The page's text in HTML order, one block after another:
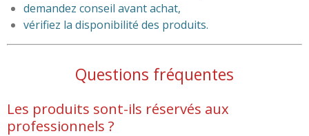
demandez conseil avant achat,
vérifiez la disponibilité des produits.
Questions fréquentes
Les produits sont-ils réservés aux
professionnels ?